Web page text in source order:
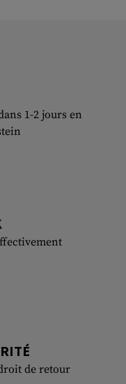
1-2 jours en
de retour